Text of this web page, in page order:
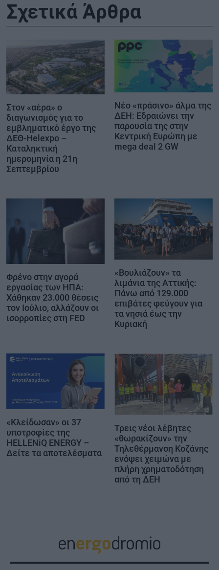
Σχετικά Άρθρα
Στον «αέρα» ο
διαγωνισμός για το
εμβληματικό έργο της
ΔΕΘ-Helexpo –
Καταληκτική
ημερομηνία η 21η
Σεπτεμβρίου
Νέο «πράσινο» άλμα της
ΔΕΗ: Εδραιώνει την
παρουσία της στην
Κεντρική Ευρώπη με
mega deal 2 GW
Φρένο στην αγορά
εργασίας των ΗΠΑ:
Χάθηκαν 23.000 θέσεις
τον Ιούλιο, αλλάζουν οι
ισορροπίες στη FED
«Βουλιάζουν» τα
λιμάνια της Αττικής:
Πάνω από 129.000
επιβάτες φεύγουν για
τα νησιά έως την
Κυριακή
«Κλείδωσαν» οι 37
υποτροφίες της
HELLENiQ ENERGY –
Δείτε τα αποτελέσματα
Τρεις νέοι λέβητες
«θωρακίζουν» την
Τηλεθέρμανση Κοζάνης
ενόψει χειμώνα με
πλήρη χρηματοδότηση
από τη ΔΕΗ